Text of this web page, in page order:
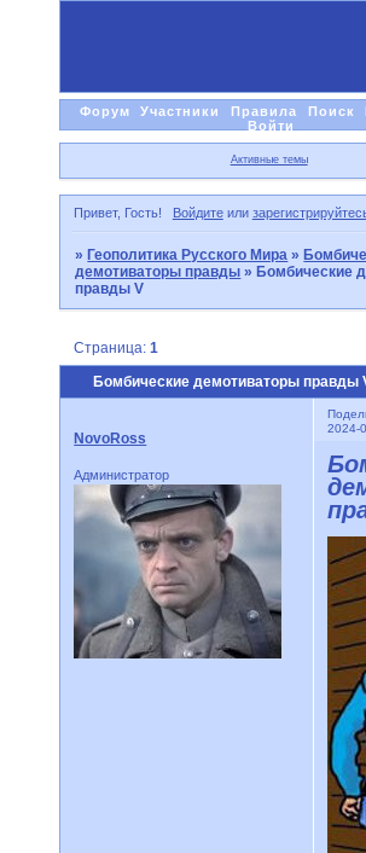
Форум Участники Правила Поиск
Войти
Активные темы
Привет, Гость! Войдитеили
»Геополитика Русского Мира »
демотиваторы правды »Бомбические
правды V
Бомбические демотиваторы правды
Страница:1
2024-
NovoRoss
Администратор